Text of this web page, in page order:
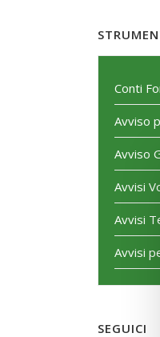
Conti
Avviso
Avviso
Avvisi
Avvisi
Avvisi
SEGUICI